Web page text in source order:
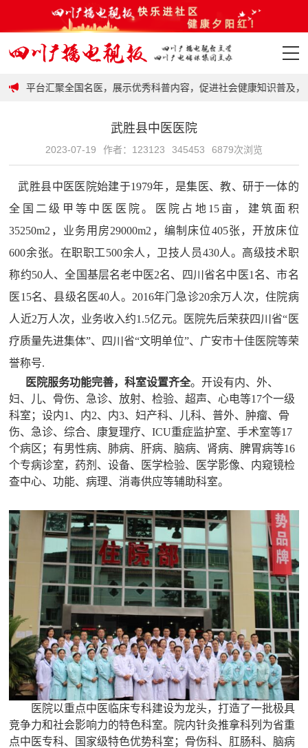
政策
地市
视频
报纸
理事
民生
特别声明
关于我们
科普合作
联系我们
广告服务
加入我们
台汇聚全国名医，展示优秀科普内容，促进社会健康知识普及，提升
武胜县中医医院
2023-07-19 作者：123123 345453 6879次浏览
武胜县中医医院始建于1979年，是集医、教、研于一体的
全国二级甲等中医医院。医院占地15亩，建筑面积
35250m2，业务用房29000m2，编制床位405张，开放床位
600余张。在职职工500余人，卫技人员430人。高级技术职
称约50人、全国基层名老中医2名、四川省名中医1名、市名
医15名、县级名医40人。2016年门急诊20余万人次，住院病
人近2万人次，业务收入约1.5亿元。医院先后荣获四川省“医
疗质量先进集体”、四川省“文明单位”、广安市十佳医院等荣
誉称号.
医院服务功能完善，科室设置齐全。开设有内、外、
妇、儿、骨伤、急诊、放射、检验、超声、心电等17个一级
科室；设内1、内2、内3、妇产科、儿科、普外、肿瘤、骨
伤、急诊、综合、康复理疗、ICU重症监护室、手术室等17
个病区；有男性病、肺病、肝病、脑病、肾病、脾胃病等16
个专病诊室，药剂、设备、医学检验、医学影像、内窥镜检
查中心、功能、病理、消毒供应等辅助科室。
医院以重点中医临床专科建设为龙头，打造了一批极具
竞争力和社会影响力的特色科室。院内针灸推拿科列为省重
点中医专科、国家级特色优势科室；骨伤科、肛肠科、脑病